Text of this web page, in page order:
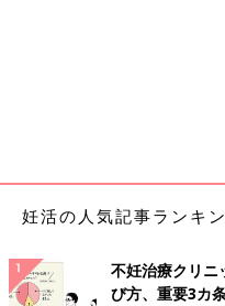
妊活の人気記事ランキ
不妊治療クリニ
び方、重要3カ